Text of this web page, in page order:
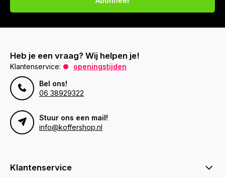
Heb je een vraag? Wij helpen je!
Klantenservice:
openingstijden
Bel ons!
06 38929322
Stuur ons een mail!
info@koffershop.nl
Klantenservice